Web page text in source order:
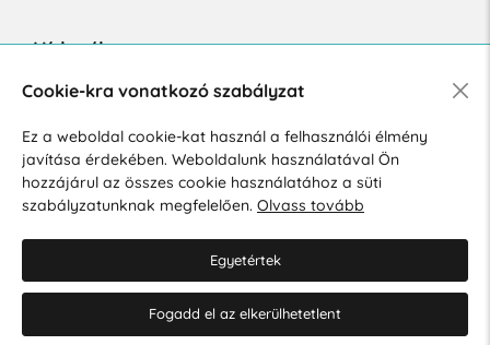
Hírlevél
Hozzájárulok a személyes adatok marketing célú kezeléséhez.
Személyes adatok védelmére vonatkozó szabályzat.
Cookie-kra vonatkozó szabályzat
Ez a weboldal cookie-kat használ a felhasználói élmény
javítása érdekében. Weboldalunk használatával Ön
hozzájárul az összes cookie használatához a süti
szabályzatunknak megfelelően. Olvass tovább
Egyetértek
Fogadd el az elkerülhetetlent